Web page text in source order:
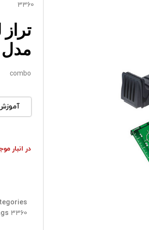
3360
مدل KLL-3360
combo
در انبار
3360کنزاکس